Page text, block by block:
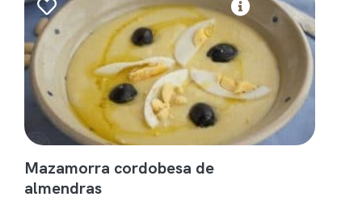
Mazamorra cordobesa de
almendras